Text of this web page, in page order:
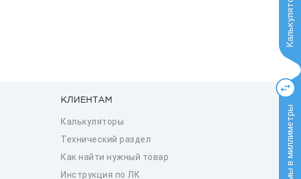
Дюймы в миллиметры
КЛИЕНТАМ
Калькуляторы
Технический раздел
Как найти нужный товар
Инструкция по ЛК